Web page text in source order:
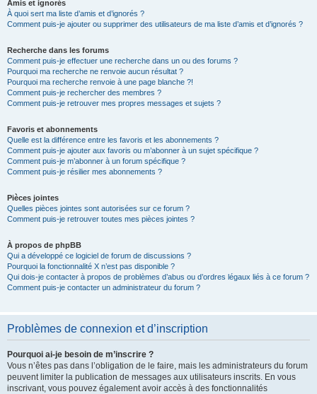
Amis et ignorés
À quoi sert ma liste d’amis et d’ignorés ?
Comment puis-je ajouter ou supprimer des utilisateurs de ma liste d’amis et d’ignorés ?
Recherche dans les forums
Comment puis-je effectuer une recherche dans un ou des forums ?
Pourquoi ma recherche ne renvoie aucun résultat ?
Pourquoi ma recherche renvoie à une page blanche ?!
Comment puis-je rechercher des membres ?
Comment puis-je retrouver mes propres messages et sujets ?
Favoris et abonnements
Quelle est la différence entre les favoris et les abonnements ?
Comment puis-je ajouter aux favoris ou m’abonner à un sujet spécifique ?
Comment puis-je m’abonner à un forum spécifique ?
Comment puis-je résilier mes abonnements ?
Pièces jointes
Quelles pièces jointes sont autorisées sur ce forum ?
Comment puis-je retrouver toutes mes pièces jointes ?
À propos de phpBB
Qui a développé ce logiciel de forum de discussions ?
Pourquoi la fonctionnalité X n’est pas disponible ?
Qui dois-je contacter à propos de problèmes d’abus ou d’ordres légaux liés à ce forum ?
Comment puis-je contacter un administrateur du forum ?
Problèmes de connexion et d’inscription
Pourquoi ai-je besoin de m’inscrire ?
Vous n’êtes pas dans l’obligation de le faire, mais les administrateurs du forum
peuvent limiter la publication de messages aux utilisateurs inscrits. En vous
inscrivant, vous pouvez également avoir accès à des fonctionnalités